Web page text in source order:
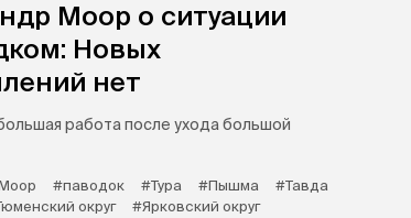
Моор о ситуации
Новых
нет
работа после ухода большой
#паводок #Тура #Пышма
#Тавда
округ
#Ярковский округ